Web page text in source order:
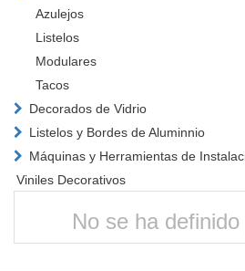
Azulejos
Listelos
Modulares
Tacos
Decorados de Vidrio
Listelos y Bordes de Aluminnio
Máquinas y Herramientas de
Viniles Decorativos
No se ha